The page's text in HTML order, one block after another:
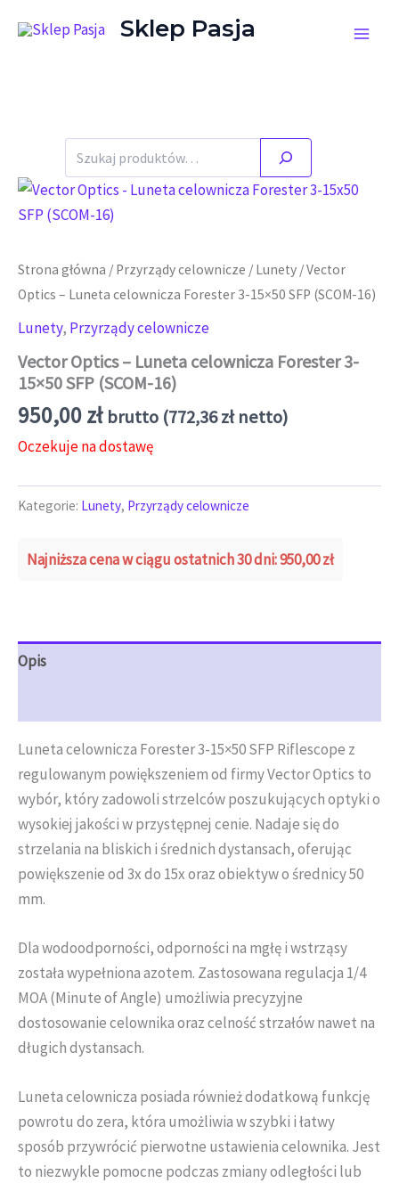
Sklep Pasja
Strona główna / Przyrządy celownicze / Lunety / Vector
Optics – Luneta celownicza Forester 3-15×50 SFP (SCOM-16)
Lunety, Przyrządy celownicze
Vector Optics – Luneta celownicza Forester 3-
15×50 SFP (SCOM-16)
950,00zł brutto (772,36złnetto)
Oczekuje na dostawę
Kategorie: Lunety, Przyrządy celownicze
Najniższa cena w ciągu ostatnich 30 dni:950,00zł
Opis
Luneta celownicza Forester 3-15×50 SFP Riflescope z
regulowanym powiększeniem od firmy Vector Optics to
wybór, który zadowoli strzelców poszukujących optyki o
wysokiej jakości w przystępnej cenie. Nadaje się do
strzelania na bliskich i średnich dystansach, oferując
powiększenie od 3x do 15x oraz obiektyw o średnicy 50
mm.
Dla wodoodporności, odporności na mgłę i wstrząsy
została wypełniona azotem. Zastosowana regulacja 1/4
MOA (Minute of Angle) umożliwia precyzyjne
dostosowanie celownika oraz celność strzałów nawet na
długich dystansach.
Luneta celownicza posiada również dodatkową funkcję
powrotu do zera, która umożliwia w szybki i łatwy
sposób przywrócić pierwotne ustawienia celownika. Jest
to niezwykle pomocne podczas zmiany odległości lub